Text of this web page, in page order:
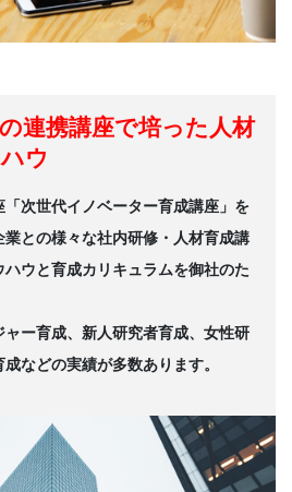
連携講座で培った人材
ウ
次世代イノベーター育成講座」を
との様々な社内研修・人材育成講
ウと育成カリキュラムを御社のた
ー育成、新人研究者育成、女性研
などの実績が多数あります。